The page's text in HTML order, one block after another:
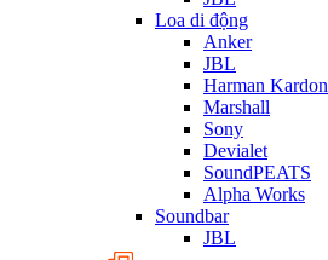
Loa di động
Anker
JBL
Harman Kardon
Marshall
Sony
Devialet
SoundPEATS
Alpha Works
Soundbar
JBL